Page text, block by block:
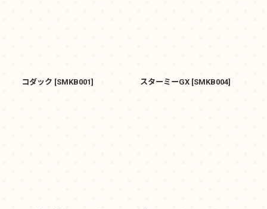
コダック [SMKB001] スターミーGX [SMKB004]